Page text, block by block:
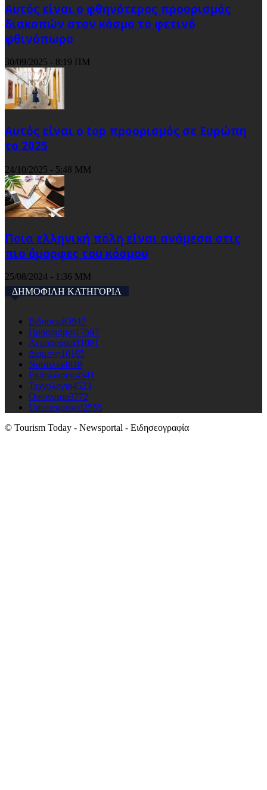
Αυτός είναι ο φθηνότερος προορισμός
διακοπών στον κόσμο το φετινό
φθινόπωρο
30/09/2025 - 8:19 ΠΜ
Αυτός είναι ο top προορισμός σε Ευρώπη
το 2025
24/10/2025 - 5:48 ΜΜ
Ποια ελληνική πόλη είναι ανάμεσα στις
πιο όμορφες του κόσμου
25/08/2024 - 1:36 ΜΜ
ΔΗΜΟΦΙΛΗ ΚΑΤΗΓΟΡΙΑ
Ειδησεις63947
Προορισμοι17597
Αεροπορικά11081
Διαμονη10165
Ναυτιλια4818
Εκδηλώσεις4541
Τεχνολογια4523
Οικονομια3772
Uncategorised2555
© Tourism Today - Newsportal - Ειδησεογραφία